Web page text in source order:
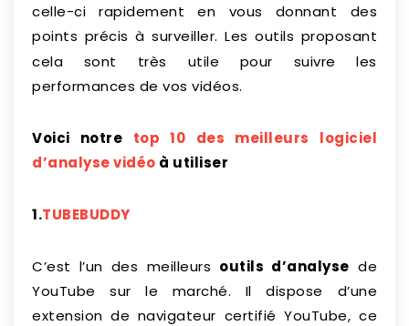
celle-ci rapidement en vous donnant des
points précis à surveiller. Les outils proposant
cela sont très utile pour suivre les
performances de vos vidéos.
Voici notre top 10 des meilleurs logiciel
d’analyse vidéo à utiliser
1.TUBEBUDDY
C’est l’un des meilleurs outils d’analyse de
YouTube sur le marché. Il dispose d’une
extension de navigateur certifié YouTube, ce